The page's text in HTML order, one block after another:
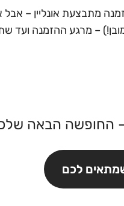
– מרגע ההזמנה ועד
החופשה הבאה
לכם